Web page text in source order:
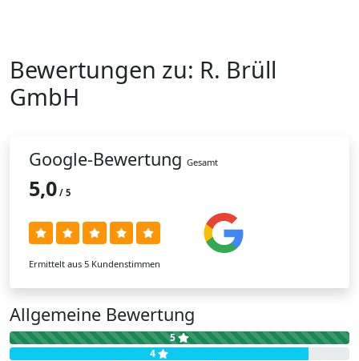
Bewertungen zu: R. Brüll
GmbH
Google-Bewertung Gesamt
5,0 / 5
Ermittelt aus 5 Kundenstimmen
Allgemeine Bewertung
5
4